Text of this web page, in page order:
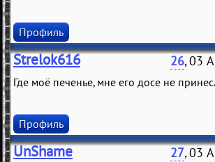
Профиль
Strelok616 26, 03
Где моё печенье, мне его досе не
Профиль
UnShame 27, 03